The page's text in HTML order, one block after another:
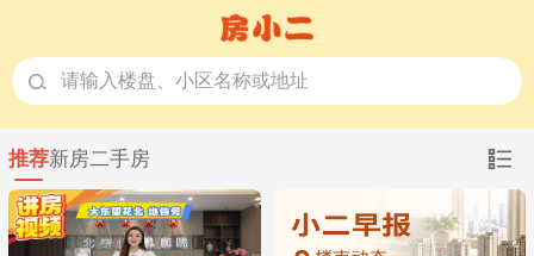
请输入楼盘、小区名称或地址
推荐新房二手房